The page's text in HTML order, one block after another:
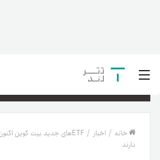
خانه / اخبار /
دارند